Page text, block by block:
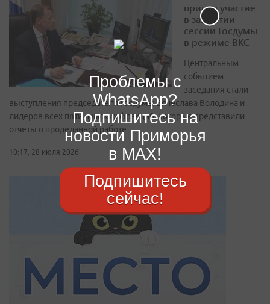
принял участие
в закрытии
сессии Госдумы
в режиме ВКС
Центральным
событием
заседания стали
выступления председателя Госдумы Вячеслава Володина и
лидеров всех пяти думских фракций, которые представили
отчеты о проделанной работе
10:17, 28 июля 2026
Проблемы с
WhatsApp?
Подпишитесь на
новости Приморья
в MAX!
Подпишитесь
сейчас!